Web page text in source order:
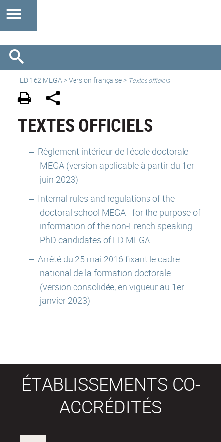
ED 162 MEGA >Version française > Textes officiels
TEXTES OFFICIELS
Règlement intérieur de l'école doctorale
MEGA (version applicable à partir du 1er
juin 2023)
Internal rules and regulations of the
doctoral school MEGA - for the purpose of
information of the non-French speaking
PhD candidates of ED MEGA
Arrêté du 25 mai 2016 fixant le cadre
national de la formation doctorale
(version consolidée, en vigueur au 1er
janvier 2023)
ÉTABLISSEMENTS CO-
ACCRÉDITÉS